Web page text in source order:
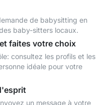
de babysitting en
baby-sitters locaux.
faites votre choix
consultez les profils et les
idéale pour votre
un message à votre